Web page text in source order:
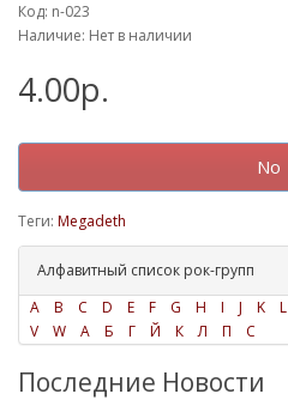
Код: n-023
Наличие: Нет в наличии
4.00р.
No
Теги: Megadeth
Алфавитный список рок-групп
A
B C D E F G H I J K L
V
W А Б Г Й К Л П С
Последние Новости